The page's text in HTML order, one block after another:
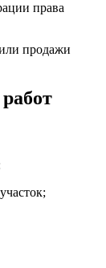
права
продажи